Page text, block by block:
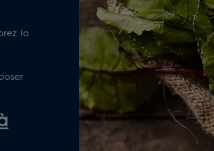
la